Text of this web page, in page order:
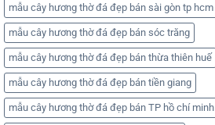
mẫu cây hương thờ đá đẹp bán sài gòn tp hcm
mẫu cây hương thờ đá đẹp bán sóc trăng
mẫu cây hương thờ đá đẹp bán thừa thiên huế
mẫu cây hương thờ đá đẹp bán tiền giang
mẫu cây hương thờ đá đẹp bán TP hồ chí minh